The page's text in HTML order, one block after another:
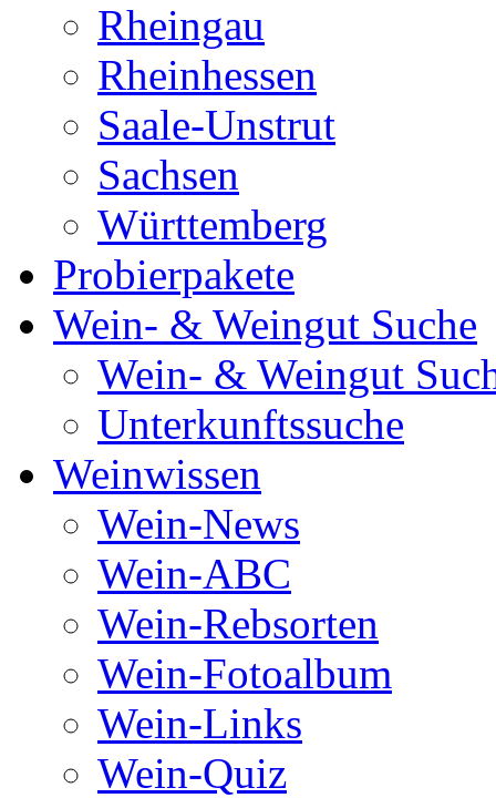
Rheingau
Rheinhessen
Saale-Unstrut
Sachsen
Württemberg
Probierpakete
Wein- & Weingut Suche
Wein- & Weingut
Unterkunftssuche
Weinwissen
Wein-News
Wein-ABC
Wein-Rebsorten
Wein-Fotoalbum
Wein-Links
Wein-Quiz